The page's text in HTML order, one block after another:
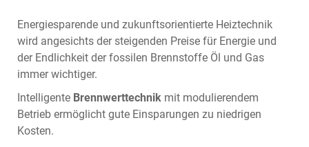
Energiesparende und zukunftsorientierte Heiztechnik
wird angesichts der steigenden Preise für Energie und
der Endlichkeit der fossilen Brennstoffe Öl und Gas
immer wichtiger.
Intelligente Brennwerttechnik mit modulierendem
Betrieb ermöglicht gute Einsparungen zu niedrigen
Kosten.